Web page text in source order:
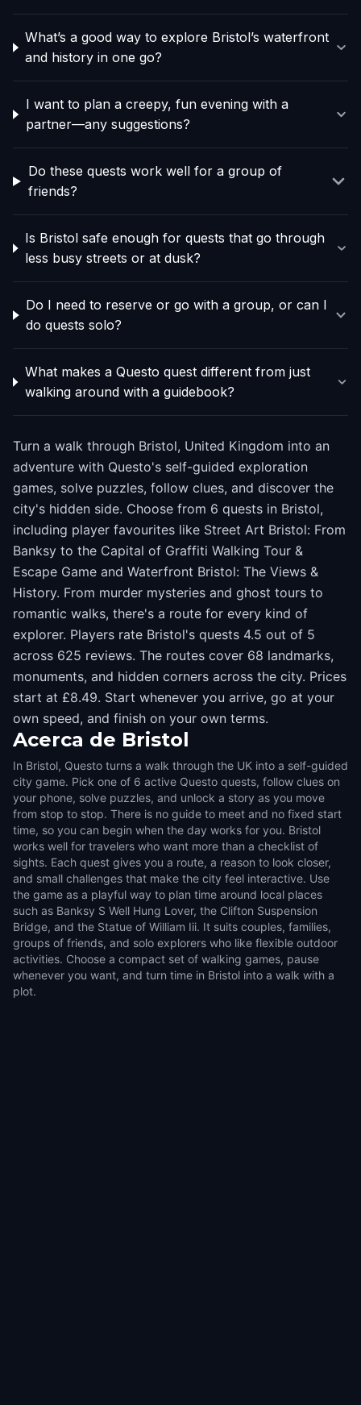
What’s a good way to explore Bristol’s waterfront
and history in one go?
I want to plan a creepy, fun evening with a
partner—any suggestions?
Do these quests work well for a group of
friends?
Is Bristol safe enough for quests that go through
less busy streets or at dusk?
Do I need to reserve or go with a group, or can I
do quests solo?
What makes a Questo quest different from just
walking around with a guidebook?
Turn a walk through Bristol, United Kingdom into an
adventure with Questo's self-guided exploration
games, solve puzzles, follow clues, and discover the
city's hidden side. Choose from 6 quests in Bristol,
including player favourites like Street Art Bristol: From
Banksy to the Capital of Graffiti Walking Tour &
Escape Game and Waterfront Bristol: The Views &
History. From murder mysteries and ghost tours to
romantic walks, there's a route for every kind of
explorer. Players rate Bristol's quests 4.5 out of 5
across 625 reviews. The routes cover 68 landmarks,
monuments, and hidden corners across the city. Prices
start at £8.49. Start whenever you arrive, go at your
own speed, and finish on your own terms.
Acerca de Bristol
In Bristol, Questo turns a walk through the UK into a self-guided
city game. Pick one of 6 active Questo quests, follow clues on
your phone, solve puzzles, and unlock a story as you move
from stop to stop. There is no guide to meet and no fixed start
time, so you can begin when the day works for you. Bristol
works well for travelers who want more than a checklist of
sights. Each quest gives you a route, a reason to look closer,
and small challenges that make the city feel interactive. Use
the game as a playful way to plan time around local places
such as Banksy S Well Hung Lover, the Clifton Suspension
Bridge, and the Statue of William Iii. It suits couples, families,
groups of friends, and solo explorers who like flexible outdoor
activities. Choose a compact set of walking games, pause
whenever you want, and turn time in Bristol into a walk with a
plot.